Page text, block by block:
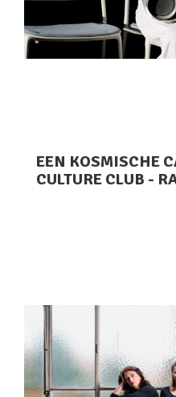
EEN KOSMISCHE
CULTURE CLUB -